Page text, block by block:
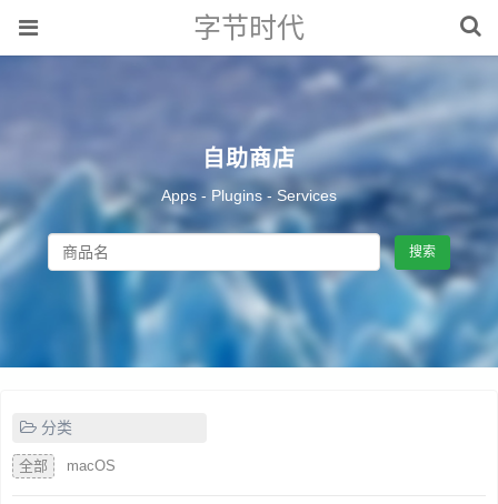
字节时代
自助商店
Apps - Plugins - Services
搜索
分类
全部 macOS